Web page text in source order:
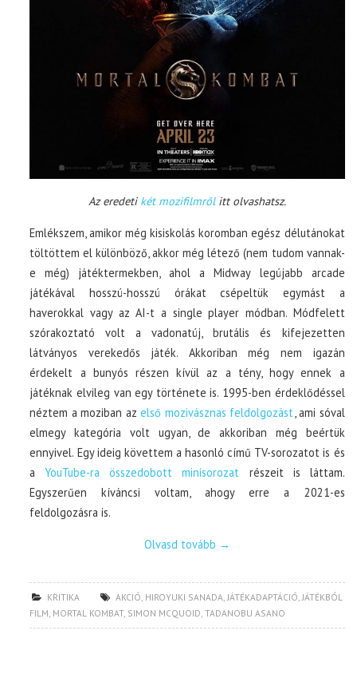
Az eredeti két mozifilmrőlitt olvashatsz.
Emlékszem, amikor még kisiskolás koromban egész délutánokat
töltöttem el különböző, akkor még létező (nem tudom vannak-
e még) játéktermekben, ahol a Midway legújabb arcade
játékával hosszú-hosszú órákat csépeltük egymást a
haverokkal vagy az AI-t a single player módban. Módfelett
szórakoztató volt a vadonatúj, brutális és kifejezetten
látványos verekedős játék. Akkoriban még nem igazán
érdekelt a bunyós részen kívül az a tény, hogy ennek a
játéknak elvileg van egy története is. 1995-ben érdeklődéssel
néztem a moziban azelső mozivásznas feldolgozást , ami sóval
elmegy kategória volt ugyan, de akkoriban még beértük
ennyivel. Egy ideig követtem a hasonló című TV-sorozatot is és
aYouTube-ra összedobott minisorozat részeit is láttam.
Egyszerűen kíváncsi voltam, ahogy erre a 2021-es
feldolgozásra is.
Olvasd tovább →
KRITIKA AKCIÓ HIROYUKI SANADA JÁTÉKADAPTÁCIÓ JÁTÉKBÓL
FILM MORTAL KOMBAT, SIMON MCQUOID ,TADANOBU ASANO